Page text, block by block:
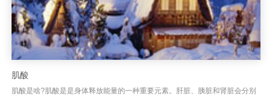
肌酸
肌酸是啥?肌酸是是身体释放能量的一种重要元素。肝脏、胰脏和肾脏会分别